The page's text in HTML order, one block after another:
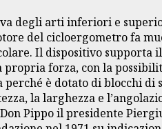
degli arti inferiori e
del cicloergometro fa
Il dispositivo supporta
forza, con la
è dotato di blocchi
la larghezza e
Pippo il presidente